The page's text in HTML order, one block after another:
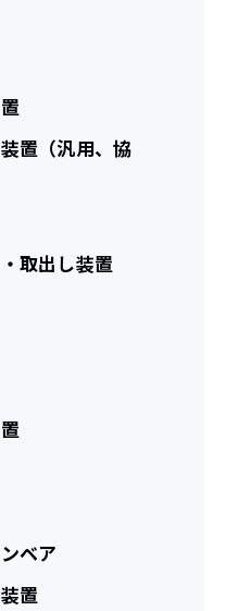
置（汎用、協
取出し装置
ベア
置